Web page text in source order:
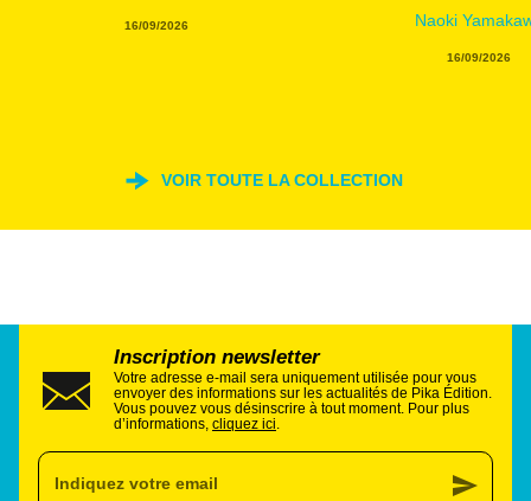
16/09/2026 Naoki
16/09/2026
VOIR TOUTE LA COLLECTION
Inscription newsletter
Votre adresse e-mail sera uniquement utilisée pour vous
envoyer des informations sur les actualités de Pika Édition.
Vous pouvez vous désinscrire à tout moment. Pour plus
d’informations, cliquez ici.
Indiquez votre email send